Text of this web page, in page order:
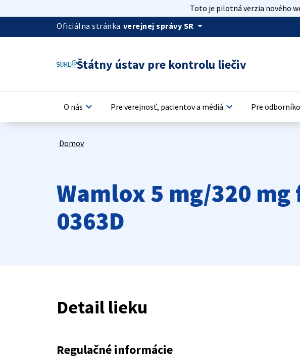
Toto je pilotná verzia nového
Oficiálna stránka verejnej správy SR arrow_drop_down
Štátny ústav pre kontrolu liečiv
O nás keyboard_arrow_down Pre verejnosť, pacientov a médiá keyboard_arrow_down Pre
Domov
Wamlox 5 mg/320
0363D
Detail lieku
Regulačné informácie